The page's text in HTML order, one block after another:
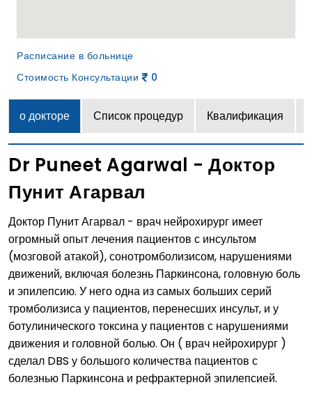
Расписание в больнице
Стоимость Консультации
0
о докторе Список процедур Квалификация
Dr Puneet Agarwal - Доктор
Пунит Агарвал
Доктор Пунит Агарвал - врач нейрохирург имеет
огромный опыт лечения пациентов с инсультом
(мозговой атакой), сонотромболизисом, нарушениями
движений, включая болезнь Паркинсона, головную боль
и эпилепсию. У него одна из самых больших серий
тромболизиса у пациентов, перенесших инсульт, и у
ботулинического токсина у пациентов с нарушениями
движения и головной болью. Он ( врач нейрохирург )
сделал DBS у большого количества пациентов с
болезнью Паркинсона и рефрактерной эпилепсией.